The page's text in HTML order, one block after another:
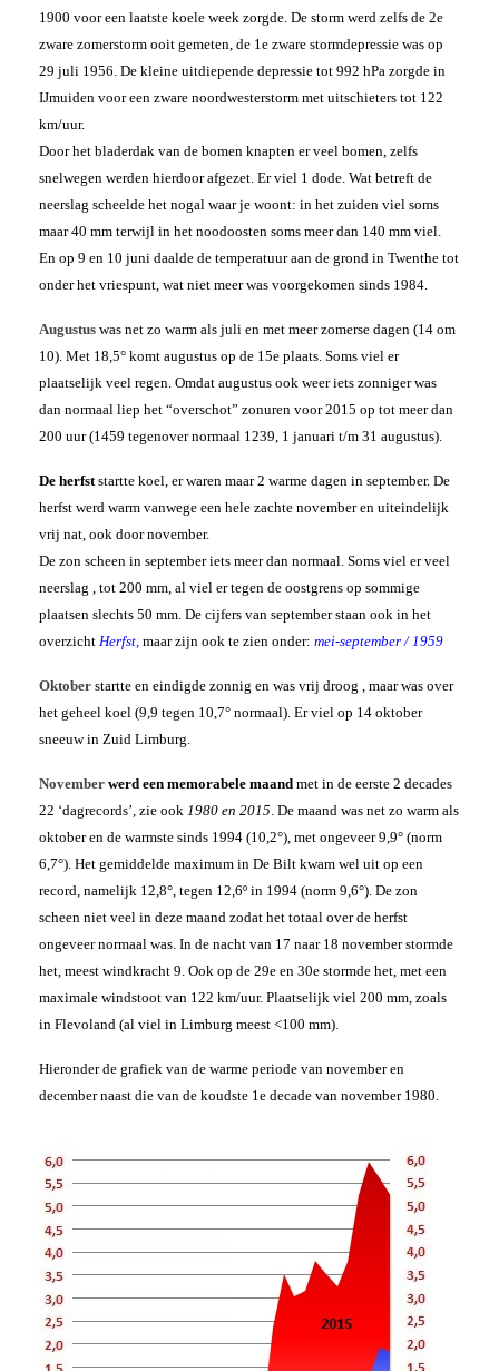
1900 voor een laatste koele week zorgde. De storm werd zelfs de 2e
zware zomerstorm ooit gemeten, de 1e zware stormdepressie was op
29 juli 1956. De kleine uitdiepende depressie tot 992 hPa zorgde in
IJmuiden voor een zware noordwesterstorm met uitschieters tot 122
km/uur.
Door het bladerdak van de bomen knapten er veel bomen, zelfs
snelwegen werden hierdoor afgezet. Er viel 1 dode. Wat betreft de
neerslag scheelde het nogal waar je woont: in het zuiden viel soms
maar 40 mm terwijl in het noodoosten soms meer dan 140 mm viel.
En op 9 en 10 juni daalde de temperatuur aan de grond in Twenthe tot
onder het vriespunt, wat niet meer was voorgekomen sinds 1984.
Augustus was net zo warm als juli en met meer zomerse dagen (14 om
10). Met 18,5° komt augustus op de 15e plaats. Soms viel er
plaatselijk veel regen. Omdat augustus ook weer iets zonniger was
dan normaal liep het “overschot” zonuren voor 2015 op tot meer dan
200 uur (1459 tegenover normaal 1239, 1 januari t/m 31 augustus).
De herfst startte koel, er waren maar 2 warme dagen in september. De
herfst werd warm vanwege een hele zachte november en uiteindelijk
vrij nat, ook door november.
De zon scheen in september iets meer dan normaal. Soms viel er veel
neerslag , tot 200 mm, al viel er tegen de oostgrens op sommige
plaatsen slechts 50 mm. De cijfers van september staan ook in het
overzicht Herfst, maar zijn ook te zien onder: mei-september / 1959
Oktober startte en eindigde zonnig en was vrij droog , maar was over
het geheel koel (9,9 tegen 10,7° normaal). Er viel op 14 oktober
sneeuw in Zuid Limburg.
November werd een memorabele maand met in de eerste 2 decades
22 ‘dagrecords’, zie ook 1980 en 2015. De maand was net zo warm als
oktober en de warmste sinds 1994 (10,2°), met ongeveer 9,9° (norm
6,7°). Het gemiddelde maximum in De Bilt kwam wel uit op een
record, namelijk 12,8°, tegen 12,6º in 1994 (norm 9,6°). De zon
scheen niet veel in deze maand zodat het totaal over de herfst
ongeveer normaal was. In de nacht van 17 naar 18 november stormde
het, meest windkracht 9. Ook op de 29e en 30e stormde het, met een
maximale windstoot van 122 km/uur. Plaatselijk viel 200 mm, zoals
in Flevoland (al viel in Limburg meest <100 mm).
Hieronder de grafiek van de warme periode van november en
december naast die van de koudste 1e decade van november 1980.